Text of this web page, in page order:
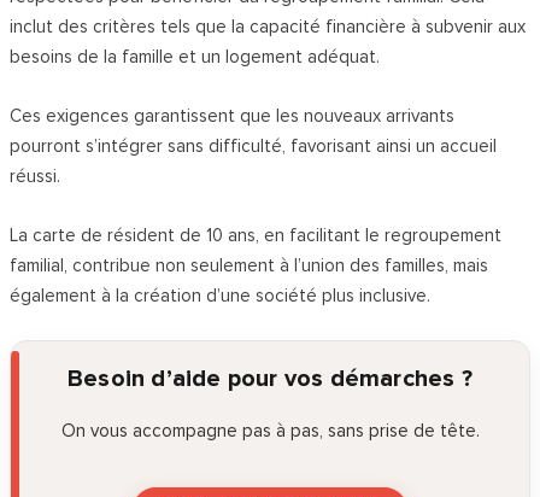
inclut des critères tels que la capacité financière à subvenir aux
besoins de la famille et un logement adéquat.
Ces exigences garantissent que les nouveaux arrivants
pourront s’intégrer sans difficulté, favorisant ainsi un accueil
réussi.
La carte de résident de 10 ans, en facilitant le regroupement
familial, contribue non seulement à l’union des familles, mais
également à la création d’une société plus inclusive.
Besoin d’aide pour vos démarches ?
On vous accompagne pas à pas, sans prise de tête.